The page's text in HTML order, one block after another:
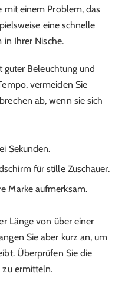
mit einem Problem, das
eine schnelle
in Ihrer Nische.
guter Beleuchtung und
vermeiden Sie
ab, wenn sie sich
Sekunden.
für stille Zuschauer.
Marke aufmerksam.
Länge von über einer
Sie aber kurz an, um
Überprüfen Sie die
zu ermitteln.